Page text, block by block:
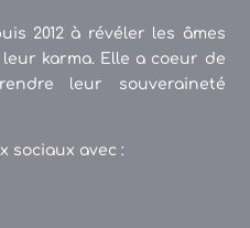
2012 à révéler les âmes
karma. Elle a coeur de
leur souveraineté
sociaux avec :